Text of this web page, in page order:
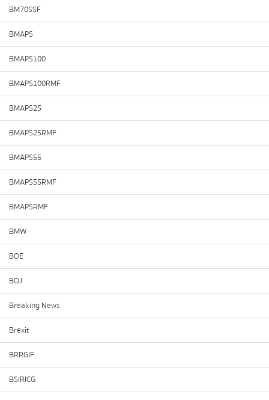
BM70SSF
BMAPS
BMAPS100
BMAPS100RMF
BMAPS25
BMAPS25RMF
BMAPS55
BMAPS55RMF
BMAPSRMF
BMW
BOE
BOJ
Breaking News
Brexit
BRRGIF
BSIRICG